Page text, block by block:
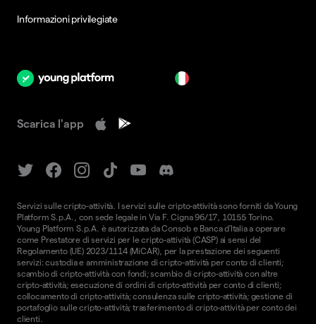
Informazioni privilegiate
Scarica l'app
Servizi sulle cripto-attività. I servizi sulle cripto-attività sono forniti da Young
Platform S.p.A., con sede legale in Via F. Cigna 96/17, 10155 Torino.
Young Platform S.p.A. è autorizzata da Consob e Banca d'Italia a operare
come Prestatore di servizi per le cripto-attività (CASP) ai sensi del
Regolamento (UE) 2023/1114 (MiCAR), per la prestazione dei seguenti
servizi: custodia e amministrazione di cripto-attività per conto di clienti;
scambio di cripto-attività con fondi; scambio di cripto-attività con altre
cripto-attività; esecuzione di ordini di cripto-attività per conto di clienti;
collocamento di cripto-attività; consulenza sulle cripto-attività; gestione di
portafoglio sulle cripto-attività; trasferimento di cripto-attività per conto dei
clienti.